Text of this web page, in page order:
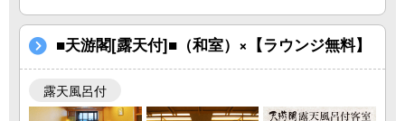
■天游閣[露天付]■（和室）×【ラウンジ無料】
露天風呂付